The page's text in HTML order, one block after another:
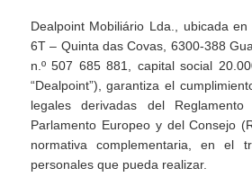
Dealpoint Mobiliário Lda., ubicada
6T – Quinta das Covas, 6300-388
n.º 507 685 881, capital social
“Dealpoint”), garantiza el
legales derivadas del
Parlamento Europeo y del Consejo
normativa complementaria, en el
personales que pueda realizar.